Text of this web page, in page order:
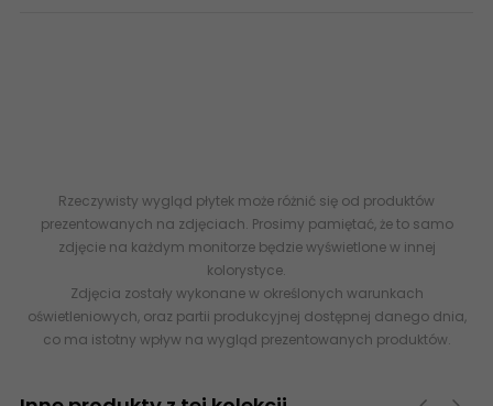
Rzeczywisty wygląd płytek może różnić się od produktów
prezentowanych na zdjęciach. Prosimy pamiętać, że to samo
zdjęcie na każdym monitorze będzie wyświetlone w innej
kolorystyce.
Zdjęcia zostały wykonane w określonych warunkach
oświetleniowych, oraz partii produkcyjnej dostępnej danego dnia,
co ma istotny wpływ na wygląd prezentowanych produktów.